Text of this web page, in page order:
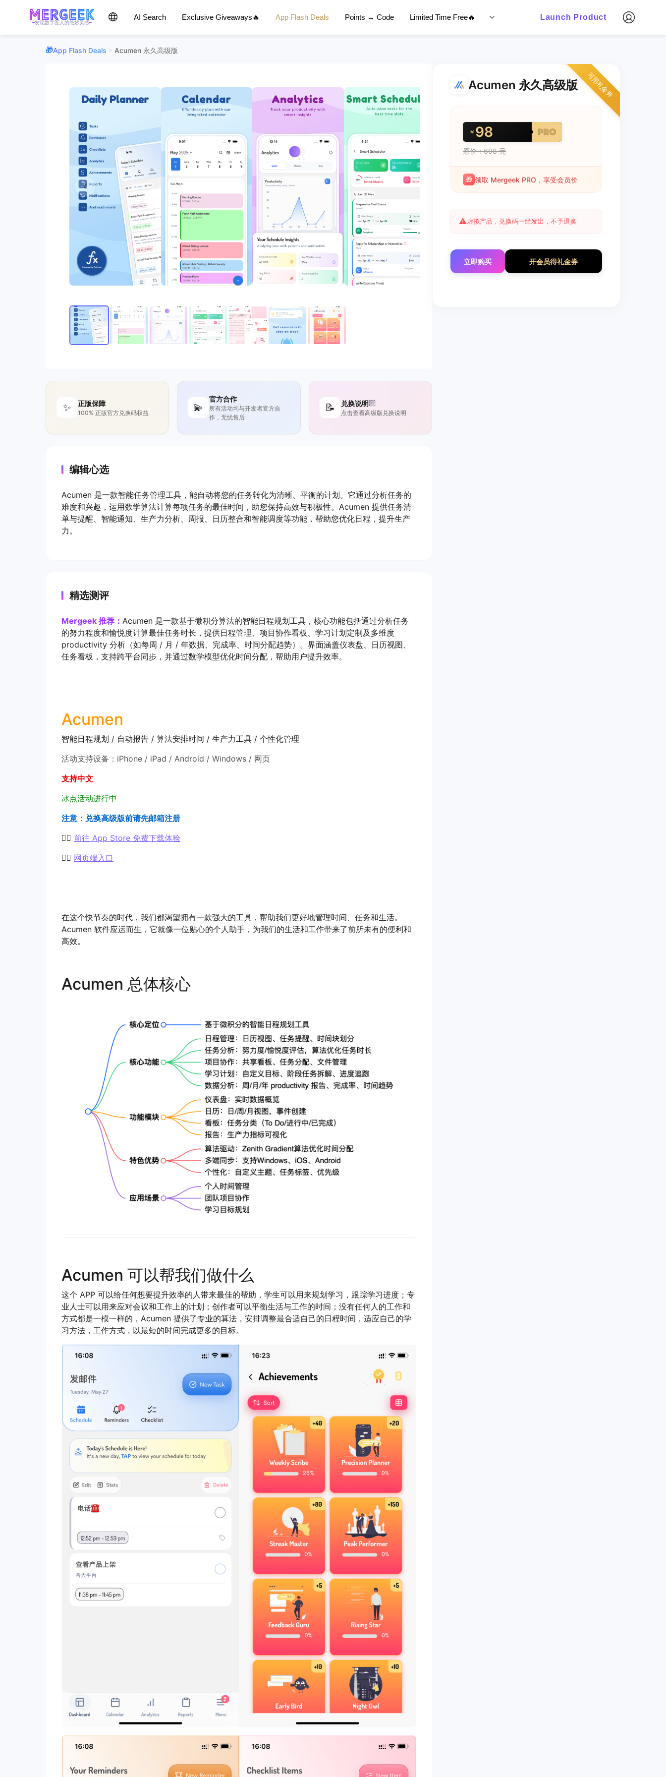
发现数字匠人的绝妙灵感
AI Search Exclusive Giveaways🔥 App Flash Deals Points → Code Limited Time Free🔥 Launch Product
App Flash Deals > Acumen 永久高级版
✨ 正版保障
100% 正版官方兑换码权益 💫
官方合作
所有活动均与开发者官方合
作，无忧售后
📝 兑换说明
点击查看高级版兑换说明
编辑心选
Acumen 是一款智能任务管理工具，能自动将您的任务转化为清晰、平衡的计划。它通过分析任务的
难度和兴趣，运用数学算法计算每项任务的最佳时间，助您保持高效与积极性。Acumen 提供任务清
单与提醒、智能通知、生产力分析、周报、日历整合和智能调度等功能，帮助您优化日程，提升生产
力。
精选测评
Mergeek 推荐： Acumen 是一款基于微积分算法的智能日程规划工具，核心功能包括通过分析任务
的努力程度和愉悦度计算最佳任务时长，提供日程管理、项目协作看板、学习计划定制及多维度
productivity 分析（如每周 / 月 / 年数据、完成率、时间分配趋势）。界面涵盖仪表盘、日历视图、
任务看板，支持跨平台同步，并通过数学模型优化时间分配，帮助用户提升效率。
Acumen
智能日程规划 / 自动报告 / 算法安排时间 / 生产力工具 / 个性化管理
活动支持设备：iPhone / iPad / Android / Windows / 网页
支持中文
冰点活动进行中
注意：兑换高级版前请先邮箱注册
👉🏻 前往 App Store 免费下载体验
👉🏻 网页端入口
在这个快节奏的时代，我们都渴望拥有一款强大的工具，帮助我们更好地管理时间、任务和生活。
Acumen 软件应运而生，它就像一位贴心的个人助手，为我们的生活和工作带来了前所未有的便利和
高效。
Acumen 总体核心
Acumen 可以帮我们做什么
这个 APP 可以给任何想要提升效率的人带来最佳的帮助，学生可以用来规划学习，跟踪学习进度；专
业人士可以用来应对会议和工作上的计划；创作者可以平衡生活与工作的时间；没有任何人的工作和
方式都是一模一样的，Acumen 提供了专业的算法，安排调整最合适自己的日程时间，适应自己的学
习方法，工作方式，以最短的时间完成更多的目标。
可用礼金券
Acumen 永久高级版
￥ 98
原价：698 元
🎁 领取 Mergeek PRO，享受会员价
⚠️虚拟产品，兑换码一经发出，不予退换
立即购买 开会员得礼金券